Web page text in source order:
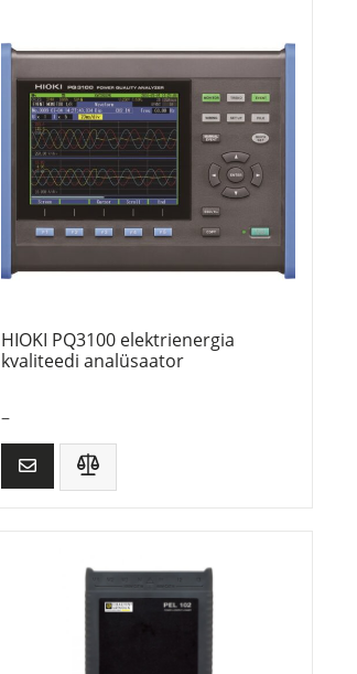
HIOKI PQ3100 elektrienergia
kvaliteedi analüsaator
–